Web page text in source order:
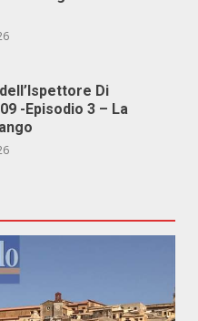
Di
-Episodio 3 – La